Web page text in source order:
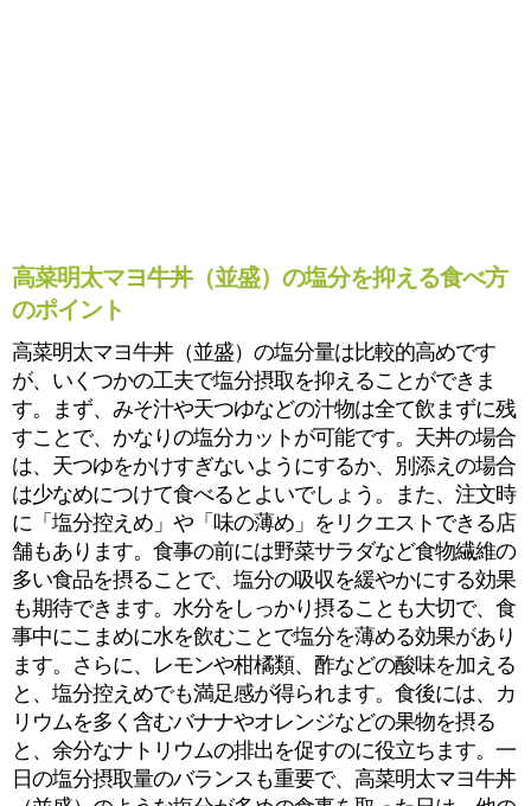
高菜明太マヨ牛丼（並盛）の塩分を抑える食べ方
のポイント
高菜明太マヨ牛丼（並盛）の塩分量は比較的高めです
が、いくつかの工夫で塩分摂取を抑えることができま
す。まず、みそ汁や天つゆなどの汁物は全て飲まずに残
すことで、かなりの塩分カットが可能です。天丼の場合
は、天つゆをかけすぎないようにするか、別添えの場合
は少なめにつけて食べるとよいでしょう。また、注文時
に「塩分控えめ」や「味の薄め」をリクエストできる店
舗もあります。食事の前には野菜サラダなど食物繊維の
多い食品を摂ることで、塩分の吸収を緩やかにする効果
も期待できます。水分をしっかり摂ることも大切で、食
事中にこまめに水を飲むことで塩分を薄める効果があり
ます。さらに、レモンや柑橘類、酢などの酸味を加える
と、塩分控えめでも満足感が得られます。食後には、カ
リウムを多く含むバナナやオレンジなどの果物を摂る
と、余分なナトリウムの排出を促すのに役立ちます。一
日の塩分摂取量のバランスも重要で、高菜明太マヨ牛丼